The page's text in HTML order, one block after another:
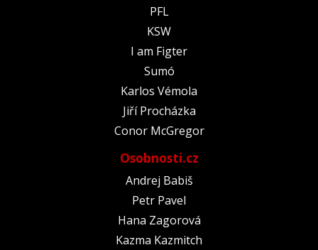
PFL
KSW
I am Figter
Sumó
Karlos Vémola
Jiří Procházka
Conor McGregor
Osobnosti.cz
Andrej Babiš
Petr Pavel
Hana Zagorová
Kazma Kazmitch